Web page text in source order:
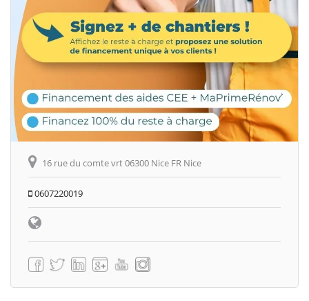
16 rue du comte vrt 06300 Nice FR Nice
0607220019